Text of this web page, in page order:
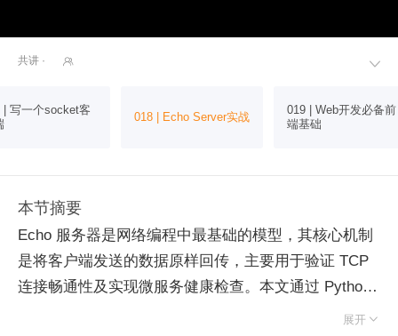

共讲 · 
| 写一个socket客
018 | Echo Server实战
019 | Web开发必备前
端基础
本节摘要
Echo 服务器是网络编程中最基础的模型，其核心机制
是将客户端发送的数据原样回传，主要用于验证 TCP
连接畅通性及实现微服务健康检查。本文通过 Python
Socket 编程演示了 Echo 服务端与客户端的实现逻展开 